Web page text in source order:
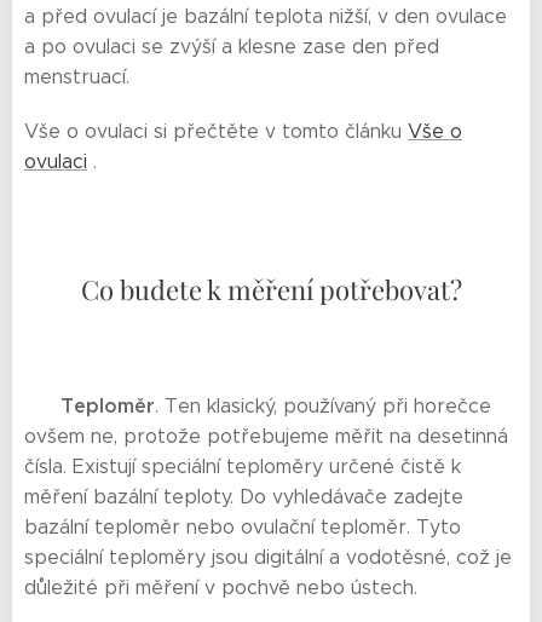
a před ovulací je bazální teplota nižší, v den ovulace
a po ovulaci se zvýší a klesne zase den před
menstruací.
Vše o ovulaci si přečtěte v tomto článku Vše o
ovulaci .
Co budete k měření potřebovat?
Teploměr. Ten klasický, používaný při horečce
ovšem ne, protože potřebujeme měřit na desetinná
čísla. Existují speciální teploměry určené čistě k
měření bazální teploty. Do vyhledávače zadejte
bazální teploměr nebo ovulační teploměr. Tyto
speciální teploměry jsou digitální a vodotěsné, což je
důležité při měření v pochvě nebo ústech.